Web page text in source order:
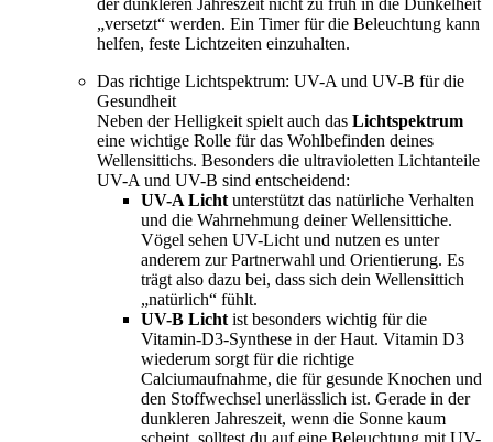
„versetzt“ werden. Ein Timer für die Beleuchtung kann
helfen, feste Lichtzeiten einzuhalten.
Das richtige Lichtspektrum: UV-A und UV-B für die
Gesundheit
Neben der Helligkeit spielt auch das Lichtspektrum
eine wichtige Rolle für das Wohlbefinden deines
Wellensittichs. Besonders die ultravioletten Lichtanteile
UV-A und UV-B sind entscheidend:
UV-A Licht unterstützt das natürliche Verhalten
und die Wahrnehmung deiner Wellensittiche.
Vögel sehen UV-Licht und nutzen es unter
anderem zur Partnerwahl und Orientierung. Es
trägt also dazu bei, dass sich dein Wellensittich
„natürlich“ fühlt.
UV-B Licht ist besonders wichtig für die
Vitamin-D3-Synthese in der Haut. Vitamin D3
wiederum sorgt für die richtige
Calciumaufnahme, die für gesunde Knochen und
den Stoffwechsel unerlässlich ist. Gerade in der
dunkleren Jahreszeit, wenn die Sonne kaum
scheint, solltest du auf eine Beleuchtung mit UV-